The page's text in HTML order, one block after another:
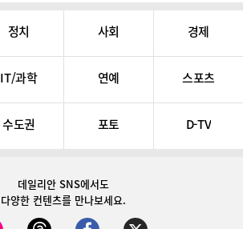
정치 사회 경제
IT/과학 연예 스포츠
수도권 포토 D-TV
데일리안 SNS에서도
다양한 컨텐츠를 만나보세요.